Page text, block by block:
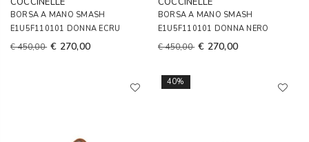
BORSA A MANO SMASH
E1U5F110101 DONNA ECRU
€ 450,00 € 270,00
BORSA A MANO SMASH
E1U5F110101 DONNA NERO
€ 450,00 € 270,00
40%